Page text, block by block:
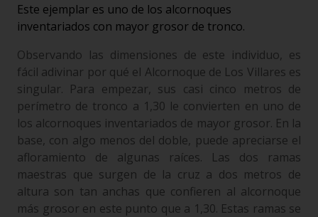
Este ejemplar es uno de los alcornoques
inventariados con mayor grosor de tronco.
Observando las dimensiones de este individuo, es
fácil adivinar por qué el Alcornoque de Los Villares es
singular. Para empezar, sus casi cinco metros de
perímetro de tronco a 1,30 le convierten en uno de
los alcornoques inventariados de mayor grosor. En la
base, con algo menos del doble, puede apreciarse el
afloramiento de algunas raíces. Las dos ramas
maestras que surgen de la cruz a dos metros de
altura son tan anchas que confieren al alcornoque
más grosor en este punto que a 1,30. Estas ramas se